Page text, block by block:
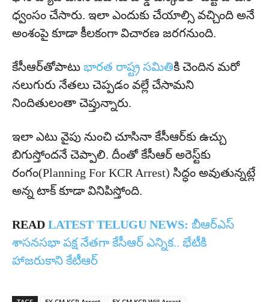
ధ్వంసం చేసారు. ఇలా ఎందుకు చేయాల్సి వ‌చ్చింది అనే
అంశంపై కూడా కీల‌కంగా విచార‌ణ జ‌ర‌గ‌నుంది.
కేసీఆర్‌తోపాటు భార‌త రాష్ట్ర స‌మితికి చెందిన మ‌రో
న‌లుగురు నేత‌లు చెప్ప‌డం వ‌ల్లే చేసామ‌ని
నిందితులంతా చెప్తున్నారు.
ఇలా ఎటు వైపు నుంచి చూసినా కేసీఆర్‌కు ఉచ్చు
బిగుస్తోంద‌నే చెప్పాలి. దీంతో కేసీఆర్ అరెస్ట్‌కు
రంగం(Planning For KCR Arrest) సిద్ధం అవుతున్న‌ట్లే
అన్న టాక్ కూడా వినిపిస్తోంది.
READ LATEST TELUGU NEWS: బీఆర్ఎస్
శాసనసభా పక్ష నేతగా కేసీఆర్ ఎన్నిక.. భేటీకి
హాజరుకాని కేటీఆర్